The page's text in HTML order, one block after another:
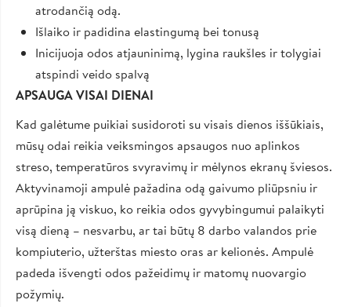
atrodančią odą.
Išlaiko ir padidina elastingumą bei tonusą
Inicijuoja odos atjauninimą, lygina raukšles ir tolygiai
atspindi veido spalvą
APSAUGA VISAI DIENAI
Kad galėtume puikiai susidoroti su visais dienos iššūkiais,
mūsų odai reikia veiksmingos apsaugos nuo aplinkos
streso, temperatūros svyravimų ir mėlynos ekranų šviesos.
Aktyvinamoji ampulė pažadina odą gaivumo pliūpsniu ir
aprūpina ją viskuo, ko reikia odos gyvybingumui palaikyti
visą dieną – nesvarbu, ar tai būtų 8 darbo valandos prie
kompiuterio, užterštas miesto oras ar kelionės. Ampulė
padeda išvengti odos pažeidimų ir matomų nuovargio
požymių.